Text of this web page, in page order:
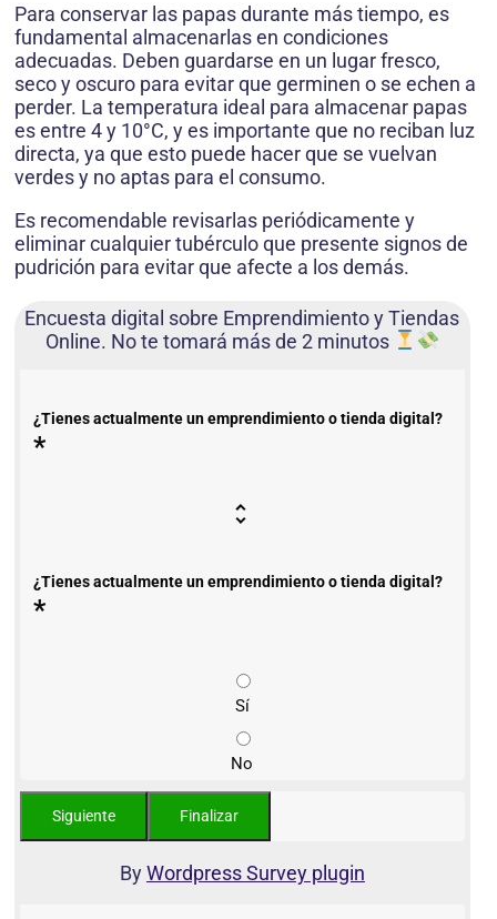
Para conservar las papas durante más tiempo, es
fundamental almacenarlas en condiciones
adecuadas. Deben guardarse en un lugar fresco,
seco y oscuro para evitar que germinen o se echen a
perder. La temperatura ideal para almacenar papas
es entre 4 y 10°C, y es importante que no reciban luz
directa, ya que esto puede hacer que se vuelvan
verdes y no aptas para el consumo.
Es recomendable revisarlas periódicamente y
eliminar cualquier tubérculo que presente signos de
pudrición para evitar que afecte a los demás.
Encuesta digital sobre Emprendimiento y Tiendas
Online. No te tomará más de 2 minutos
¿Tienes actualmente un emprendimiento o tienda digital?
*
¿Tienes actualmente un emprendimiento o tienda digital?
*
Sí
No
ByWordpress Survey plugin